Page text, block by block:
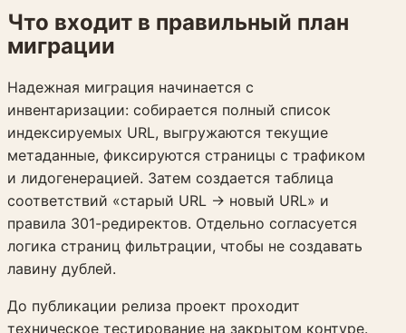
Что входит в правильный план
миграции
Надежная миграция начинается с
инвентаризации: собирается полный список
индексируемых URL, выгружаются текущие
метаданные, фиксируются страницы с трафиком
и лидогенерацией. Затем создается таблица
соответствий «старый URL -> новый URL» и
правила 301-редиректов. Отдельно согласуется
логика страниц фильтрации, чтобы не создавать
лавину дублей.
До публикации релиза проект проходит
техническое тестирование на закрытом контуре.